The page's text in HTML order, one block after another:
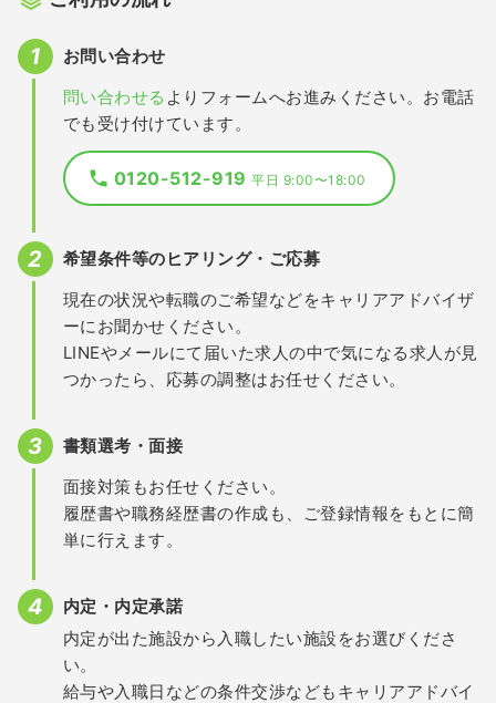
お問い合わせ
問い合わせる よりフォームへお進みください。お電話
でも受け付けています。
0120-512-919平日 9:00〜18:00
希望条件等のヒアリング・ご応募
現在の状況や転職のご希望などをキャリアアドバイザ
ーにお聞かせください。
LINEやメールにて届いた求人の中で気になる求人が見
つかったら、応募の調整はお任せください。
書類選考・面接
面接対策もお任せください。
履歴書や職務経歴書の作成も、ご登録情報をもとに簡
単に行えます。
内定・内定承諾
内定が出た施設から入職したい施設をお選びくださ
い。
給与や入職日などの条件交渉などもキャリアアドバイ